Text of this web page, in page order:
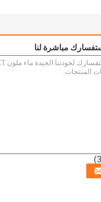
مباشرة لنا